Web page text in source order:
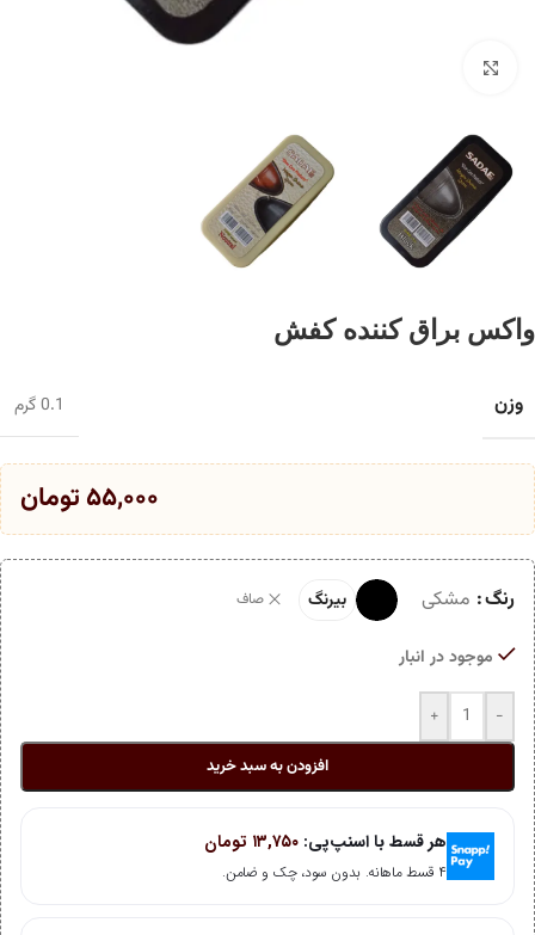
واکس براق کننده کفش
وزن 0.1 گرم
۵۵,۰۰۰ تومان
رنگ مشکی بیرنگ صاف
موجود در انبار
-
+
افزودن به سبد خرید
هر قسط با اسنپ‌پی: ۱۳,۷۵۰ تومان
۴ قسط ماهانه. بدون سود، چک و ضامن.